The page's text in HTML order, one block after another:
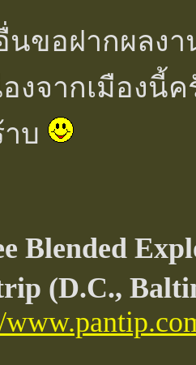
ขอฝากผลงา
งจากเมืองนี้
บ
Blended
(D.C.,